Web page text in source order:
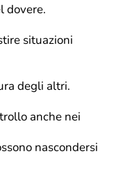
dovere.
situazioni
degli altri.
anche nei
nascondersi